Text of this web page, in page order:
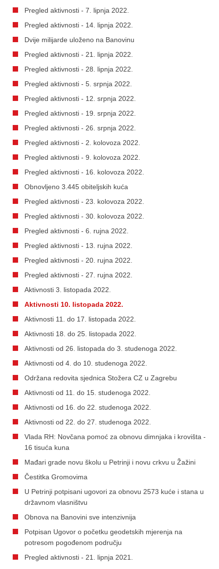
Pregled aktivnosti - 7. lipnja 2022.
Pregled aktivnosti - 14. lipnja 2022.
Dvije milijarde uloženo na Banovinu
Pregled aktivnosti - 21. lipnja 2022.
Pregled aktivnosti - 28. lipnja 2022.
Pregled aktivnosti - 5. srpnja 2022.
Pregled aktivnosti - 12. srpnja 2022.
Pregled aktivnosti - 19. srpnja 2022.
Pregled aktivnosti - 26. srpnja 2022.
Pregled aktivnosti - 2. kolovoza 2022.
Pregled aktivnosti - 9. kolovoza 2022.
Pregled aktivnosti - 16. kolovoza 2022.
Obnovljeno 3.445 obiteljskih kuća
Pregled aktivnosti - 23. kolovoza 2022.
Pregled aktivnosti - 30. kolovoza 2022.
Pregled aktivnosti - 6. rujna 2022.
Pregled aktivnosti - 13. rujna 2022.
Pregled aktivnosti - 20. rujna 2022.
Pregled aktivnosti - 27. rujna 2022.
Aktivnosti 3. listopada 2022.
Aktivnosti 10. listopada 2022.
Aktivnosti 11. do 17. listopada 2022.
Aktivnosti 18. do 25. listopada 2022.
Aktivnosti od 26. listopada do 3. studenoga 2022.
Aktivnosti od 4. do 10. studenoga 2022.
Održana redovita sjednica Stožera CZ u Zagrebu
Aktivnosti od 11. do 15. studenoga 2022.
Aktivnosti od 16. do 22. studenoga 2022.
Aktivnosti od 22. do 27. studenoga 2022.
Vlada RH: Novčana pomoć za obnovu dimnjaka i krovišta -
16 tisuća kuna
Mađari grade novu školu u Petrinji i novu crkvu u Žažini
Čestitka Gromovima
U Petrinji potpisani ugovori za obnovu 2573 kuće i stana u
državnom vlasništvu
Obnova na Banovini sve intenzivnija
Potpisan Ugovor o početku geodetskih mjerenja na
potresom pogođenom području
Pregled aktivnosti - 21. lipnja 2021.